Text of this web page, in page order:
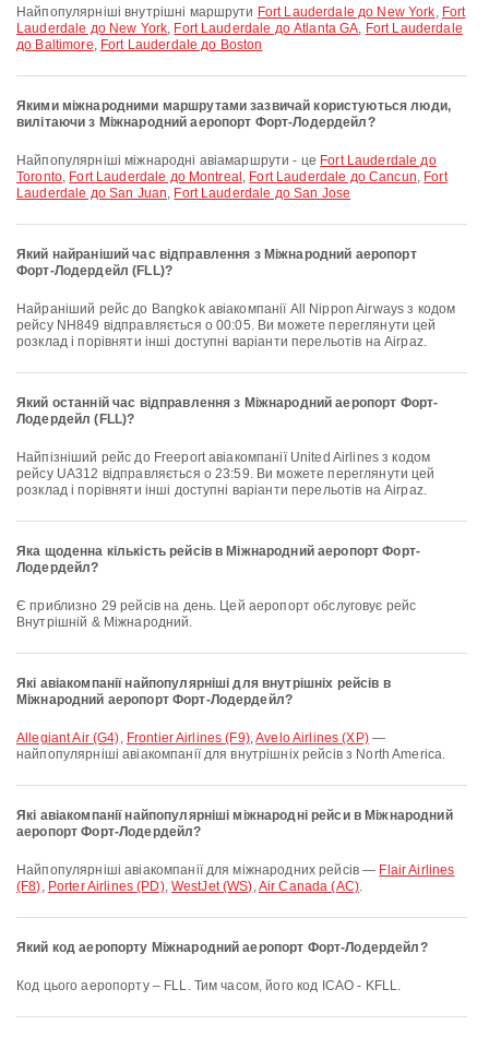
Найпопулярніші внутрішні маршрути Fort Lauderdale до New York, Fort
Lauderdale до New York, Fort Lauderdale до Atlanta GA, Fort Lauderdale
до Baltimore, Fort Lauderdale до Boston
Якими міжнародними маршрутами зазвичай користуються люди,
вилітаючи з Міжнародний аеропорт Форт-Лодердейл?
Найпопулярніші міжнародні авіамаршрути - це Fort Lauderdale до
Toronto, Fort Lauderdale до Montreal , Fort Lauderdale до Cancun, Fort
Lauderdale до San Juan, Fort Lauderdale до San Jose
Який найраніший час відправлення з Міжнародний аеропорт
Форт-Лодердейл (FLL)?
Найраніший рейс до Bangkok авіакомпанії All Nippon Airways з кодом
рейсу NH849 відправляється о 00:05. Ви можете переглянути цей
розклад і порівняти інші доступні варіанти перельотів на Airpaz.
Який останній час відправлення з Міжнародний аеропорт Форт-
Лодердейл (FLL)?
Найпізніший рейс до Freeport авіакомпанії United Airlines з кодом
рейсу UA312 відправляється о 23:59. Ви можете переглянути цей
розклад і порівняти інші доступні варіанти перельотів на Airpaz.
Яка щоденна кількість рейсів в Міжнародний аеропорт Форт-
Лодердейл?
Є приблизно 29 рейсів на день. Цей аеропорт обслуговує рейс
Внутрішній & Міжнародний.
Які авіакомпанії найпопулярніші для внутрішніх рейсів в
Міжнародний аеропорт Форт-Лодердейл?
Allegiant Air (G4), Frontier Airlines (F9),Avelo Airlines (XP)—
найпопулярніші авіакомпанії для внутрішніх рейсів з North America.
Які авіакомпанії найпопулярніші міжнародні рейси в Міжнародний
аеропорт Форт-Лодердейл?
Найпопулярніші авіакомпанії для міжнародних рейсів — Flair Airlines
(F8), Porter Airlines (PD), WestJet (WS),Air Canada (AC).
Який код аеропорту Міжнародний аеропорт Форт-Лодердейл?
Код цього аеропорту – FLL. Тим часом, його код ICAO - KFLL.